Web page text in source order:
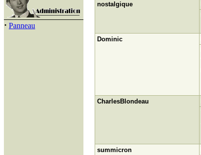
· Panneau
nostalgique
Dominic
CharlesBlondeau
summicron